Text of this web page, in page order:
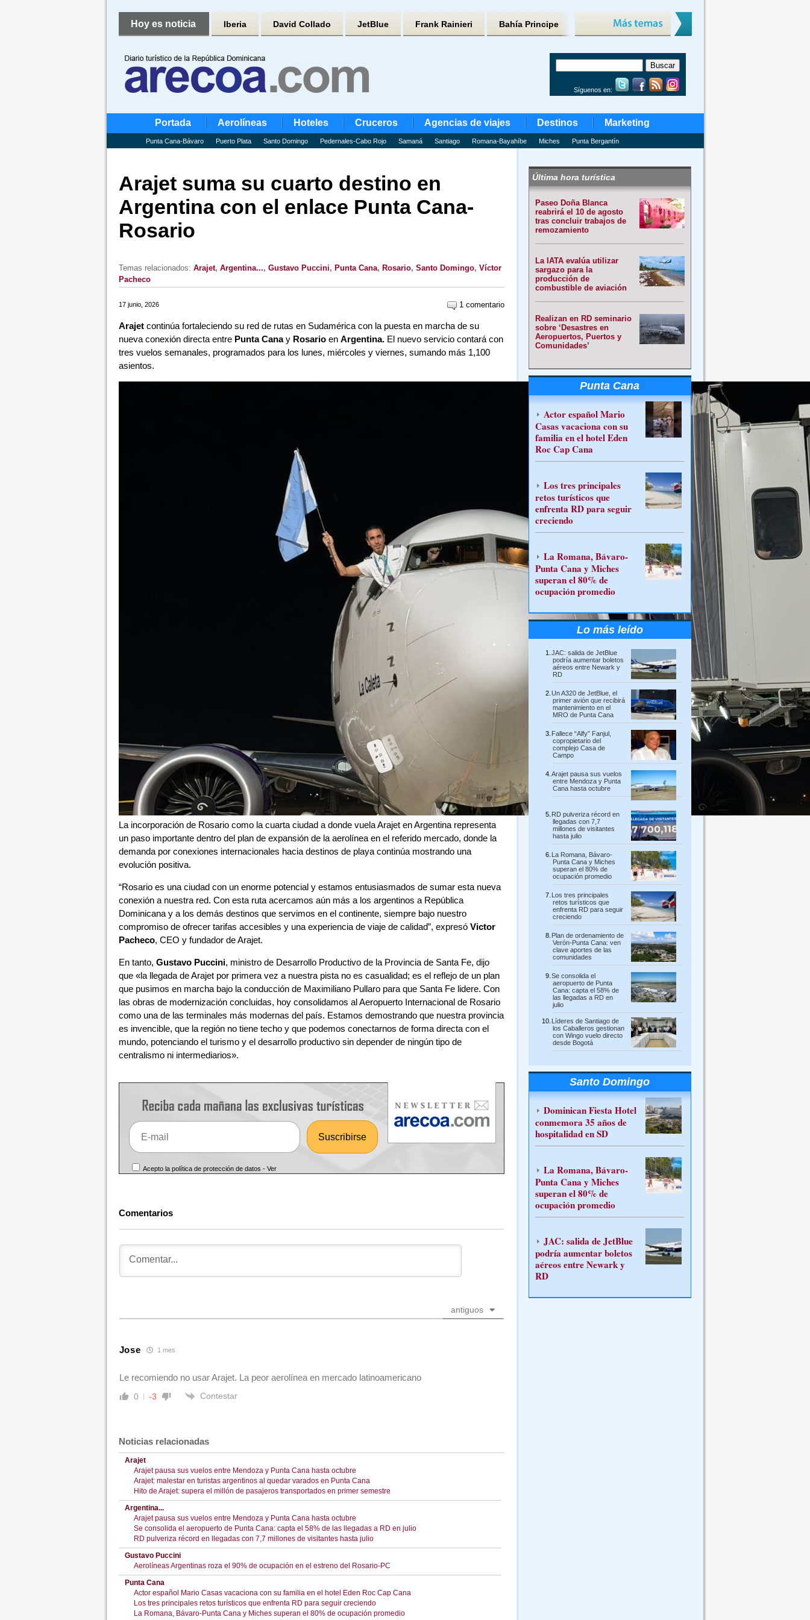
Hoy es noticia Iberia David Collado JetBlue Frank Rainieri Bahía Principe
Síguenos en:
Portada Aerolíneas Hoteles Cruceros Agencias de viajes Destinos Marketing
Punta Cana-Bávaro Puerto Plata Santo Domingo Pedernales-Cabo Rojo Samaná Santiago Romana-Bayahíbe Miches Punta Bergantín
Arajet suma su cuarto destino en
Argentina con el enlace Punta Cana-
Rosario
Temas relacionados: Arajet, Argentina..., Gustavo Puccini, Punta Cana, Rosario, Santo Domingo, Víctor
Pacheco
17 junio, 2026 1 comentario
Arajetcontinúa fortaleciendo su red de rutas en Sudamérica con la puesta en marcha de su
nueva conexión directa entre Punta Canay Rosarioen Argentina.El nuevo servicio contará con
tres vuelos semanales, programados para los lunes, miércoles y viernes, sumando más 1,100
asientos.
La incorporación de Rosario como la cuarta ciudad a donde vuela Arajet en Argentina representa
un paso importante dentro del plan de expansión de la aerolínea en el referido mercado, donde la
demanda por conexiones internacionales hacia destinos de playa continúa mostrando una
evolución positiva.
“Rosario es una ciudad con un enorme potencial y estamos entusiasmados de sumar esta nueva
conexión a nuestra red. Con esta ruta acercamos aún más a los argentinos a República
Dominicana y a los demás destinos que servimos en el continente, siempre bajo nuestro
compromiso de ofrecer tarifas accesibles y una experiencia de viaje de calidad”, expresó Victor
Pacheco, CEO y fundador de Arajet.
En tanto, Gustavo Puccini, ministro de Desarrollo Productivo de la Provincia de Santa Fe, dijo
que «la llegada de Arajet por primera vez a nuestra pista no es casualidad; es el reflejo de un plan
que pusimos en marcha bajo la conducción de Maximiliano Pullaro para que Santa Fe lidere. Con
las obras de modernización concluidas, hoy consolidamos al Aeropuerto Internacional de Rosario
como una de las terminales más modernas del país. Estamos demostrando que nuestra provincia
es invencible, que la región no tiene techo y que podemos conectarnos de forma directa con el
mundo, potenciando el turismo y el desarrollo productivo sin depender de ningún tipo de
centralismo ni intermediarios».
Acepto la política de protección de datos -Ver
Comentarios
antiguos
Jose 1 mes
Le recomiendo no usar Arajet. La peor aerolínea en mercado latinoamericano
0 -3 Contestar
Noticias relacionadas
Arajet
Arajet pausa sus vuelos entre Mendoza y Punta Cana hasta octubre
Arajet: malestar en turistas argentinos al quedar varados en Punta Cana
Hito de Arajet: supera el millón de pasajeros transportados en primer semestre
Argentina...
Arajet pausa sus vuelos entre Mendoza y Punta Cana hasta octubre
Se consolida el aeropuerto de Punta Cana: capta el 58% de las llegadas a RD en julio
RD pulveriza récord en llegadas con 7,7 millones de visitantes hasta julio
Gustavo Puccini
Aerolíneas Argentinas roza el 90% de ocupación en el estreno del Rosario-PC
Punta Cana
Actor español Mario Casas vacaciona con su familia en el hotel Eden Roc Cap Cana
Los tres principales retos turísticos que enfrenta RD para seguir creciendo
La Romana, Bávaro-Punta Cana y Miches superan el 80% de ocupación promedio
Última hora turística
Paseo Doña Blanca
reabrirá el 10 de agosto
tras concluir trabajos de
remozamiento
La IATA evalúa utilizar
sargazo para la
producción de
combustible de aviación
Realizan en RD seminario
sobre ‘Desastres en
Aeropuertos, Puertos y
Comunidades’
Punta Cana
Actor español Mario
Casas vacaciona con su
familia en el hotel Eden
Roc Cap Cana
Los tres principales
retos turísticos que
enfrenta RD para seguir
creciendo
La Romana, Bávaro-
Punta Cana y Miches
superan el 80% de
ocupación promedio
Lo más leído
JAC: salida de JetBlue
podría aumentar boletos
aéreos entre Newark y
RD
Un A320 de JetBlue, el
primer avión que recibirá
mantenimiento en el
MRO de Punta Cana
Fallece “Alfy” Fanjul,
copropietario del
complejo Casa de
Campo
Arajet pausa sus vuelos
entre Mendoza y Punta
Cana hasta octubre
RD pulveriza récord en
llegadas con 7,7
millones de visitantes
hasta julio
La Romana, Bávaro-
Punta Cana y Miches
superan el 80% de
ocupación promedio
Los tres principales
retos turísticos que
enfrenta RD para seguir
creciendo
Plan de ordenamiento de
Verón-Punta Cana: ven
clave aportes de las
comunidades
Se consolida el
aeropuerto de Punta
Cana: capta el 58% de
las llegadas a RD en
julio
Líderes de Santiago de
los Caballeros gestionan
con Wingo vuelo directo
desde Bogotá
Santo Domingo
Dominican Fiesta Hotel
conmemora 35 años de
hospitalidad en SD
La Romana, Bávaro-
Punta Cana y Miches
superan el 80% de
ocupación promedio
JAC: salida de JetBlue
podría aumentar boletos
aéreos entre Newark y
RD